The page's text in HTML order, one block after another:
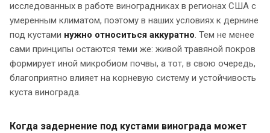
исследованных в работе виноградниках в регионах США с
умеренным климатом, поэтому в наших условиях к дернине
под кустами нужно относиться аккуратно. Тем не менее
сами принципы остаются теми же: живой травяной покров
формирует иной микробиом почвы, а тот, в свою очередь,
благоприятно влияет на корневую систему и устойчивость
куста винограда.
Когда задернение под кустами винограда может